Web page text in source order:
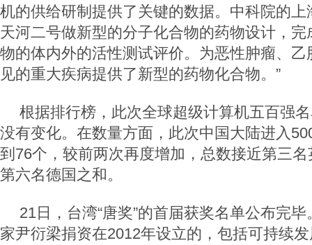
机的供给研制提供了关键的数据。中科院的
天河二号做新型的分子化合物的药物设计，
物的体内外的活性测试评价。为恶性肿瘤、
见的重大疾病提供了新型的药物化合物。”
根据排行榜，此次全球超级计算机五百强
没有变化。在数量方面，此次中国大陆进入
到76个，较前两次再度增加，总数接近第三
第六名德国之和。
21日，台湾“唐奖”的首届获奖名单公布完
家尹衍梁捐资在2012年设立的，包括可持续